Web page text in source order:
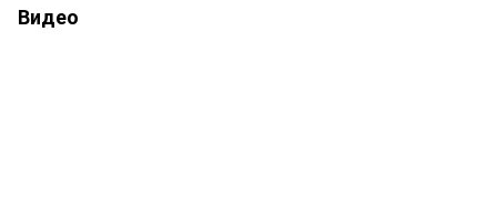
Видео